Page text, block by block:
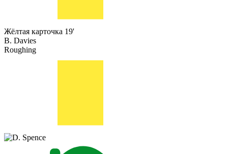
Жёлтая карточка 19'
B. Davies
Roughing